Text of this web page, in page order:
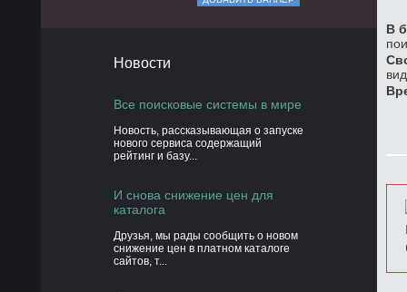
Новости
Все поисковые системы в мире
Новость, рассказывающая о запуске
нового сервиса содержащий
рейтинг и базу...
И снова снижение цен для
каталога
Друзья, мы рады сообщить о новом
снижение цен в платном каталоге
сайтов, т...
В